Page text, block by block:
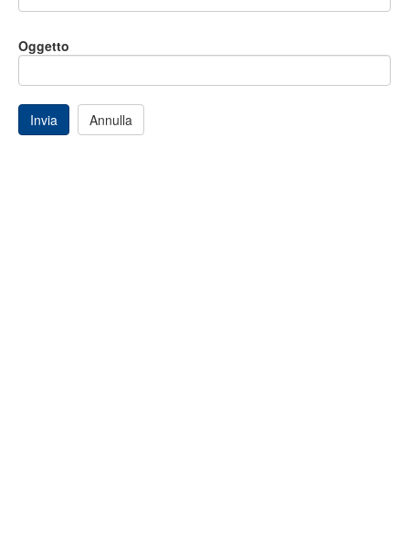
Oggetto
Invia Annulla